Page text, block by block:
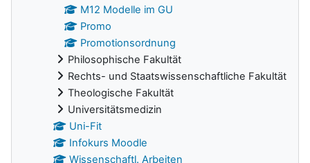
M12 Modelle im GU
Promo
Promotionsordnung
Philosophische Fakultät
Rechts- und Staatswissenschaftliche Fakultät
Theologische Fakultät
Universitätsmedizin
Uni-Fit
Infokurs Moodle
Wissenschaftl. Arbeiten